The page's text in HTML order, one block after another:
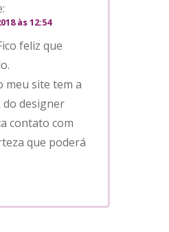
às 12:54
feliz que
meu site tem a
designer
contato com
que poderá